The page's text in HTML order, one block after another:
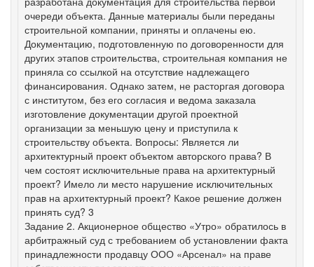
очереди объекта. Данные материалы были переданы
строительной компании, приняты и оплачены ею.
Документацию, подготовленную по договоренности для
других этапов строительства, строительная компания не
приняла со ссылкой на отсутствие надлежащего
финансирования. Однако затем, не расторгая договора
с институтом, без его согласия и ведома заказала
изготовление документации другой проектной
организации за меньшую цену и приступила к
строительству объекта. Вопросы: Является ли
архитектурный проект объектом авторского права? В
чем состоят исключительные права на архитектурный
проект? Имело ли место нарушение исключительных
прав на архитектурный проект? Какое решение должен
принять суд? 3
Задание 2. Акционерное общество «Утро» обратилось в
арбитражный суд с требованием об установлении факта
принадлежности продавцу ООО «Арсенал» на праве